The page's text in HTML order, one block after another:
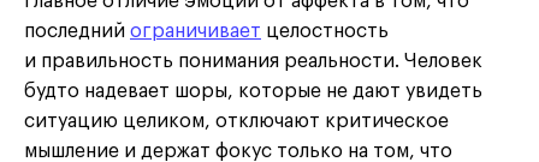
последний ограничивает целостность
и правильность понимания реальности. Человек
будто надевает шоры, которые не дают увидеть
ситуацию целиком, отключают критическое
мышление и держат фокус только на том, что